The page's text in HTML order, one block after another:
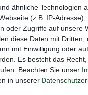
Impressum
ähnliche Technologien
(z.B. IP-
oder Zugriffe auf unsere
diese Daten mit Dritten,
mit Einwilligung oder
Es besteht das
Beachten Sie unser
in unserer